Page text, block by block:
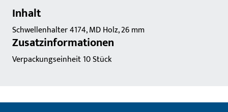
Inhalt
Schwellenhalter 4174, MD Holz, 26 mm
Zusatzinformationen
Verpackungseinheit 10 Stück